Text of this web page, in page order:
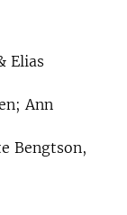
Elias
Ann
Bengtson,